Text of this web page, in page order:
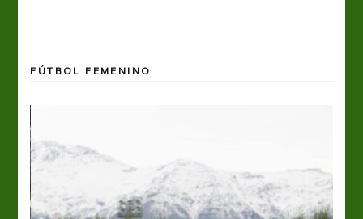
FÚTBOL FEMENINO